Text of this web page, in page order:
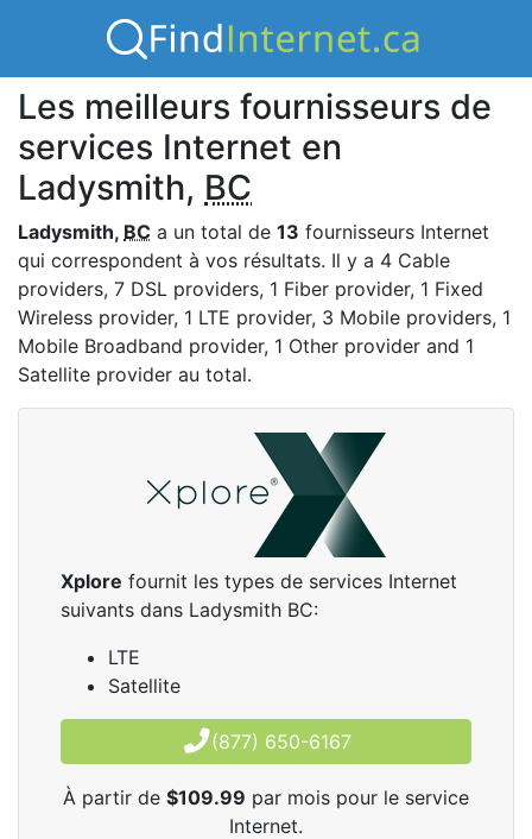
Les meilleurs fournisseurs de
services Internet en
Ladysmith, BC
Ladysmith, BC a un total de 13 fournisseurs Internet
qui correspondent à vos résultats. Il y a 4 Cable
providers, 7 DSL providers, 1 Fiber provider, 1 Fixed
Wireless provider, 1 LTE provider, 3 Mobile providers, 1
Mobile Broadband provider, 1 Other provider and 1
Satellite provider au total.
Xplore fournit les types de services Internet
suivants dans Ladysmith BC:
LTE
Satellite
(877) 650-6167
À partir de $109.99 par mois pour le service
Internet.